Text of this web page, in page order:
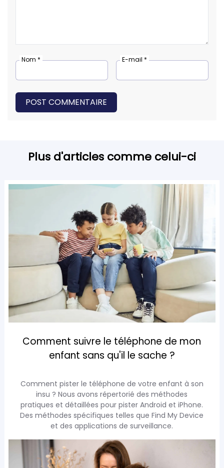
Nom * E-mail *
POST COMMENTAIRE
Plus d'articles comme celui-ci
Comment suivre le téléphone de mon
enfant sans qu'il le sache ?
Comment pister le téléphone de votre enfant à son
insu ? Nous avons répertorié des méthodes
pratiques et détaillées pour pister Android et iPhone.
Des méthodes spécifiques telles que Find My Device
et des applications de surveillance.